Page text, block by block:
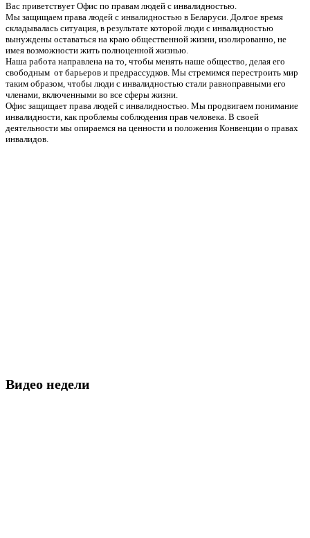
Вас приветствует Офис по правам людей с инвалидностью.
Мы защищаем права людей с инвалидностью в Беларуси. Долгое время
складывалась ситуация, в результате которой люди с инвалидностью
вынуждены оставаться на краю общественной жизни, изолированно, не
имея возможности жить полноценной жизнью.
Наша работа направлена на то, чтобы менять наше общество, делая его
свободным от барьеров и предрассудков. Мы стремимся перестроить мир
таким образом, чтобы люди с инвалидностью стали равноправными его
членами, включенными во все сферы жизни.
Офис защищает права людей с инвалидностью. Мы продвигаем понимание
инвалидности, как проблемы соблюдения прав человека. В своей
деятельности мы опираемся на ценности и положения Конвенции о правах
инвалидов.
Видео недели